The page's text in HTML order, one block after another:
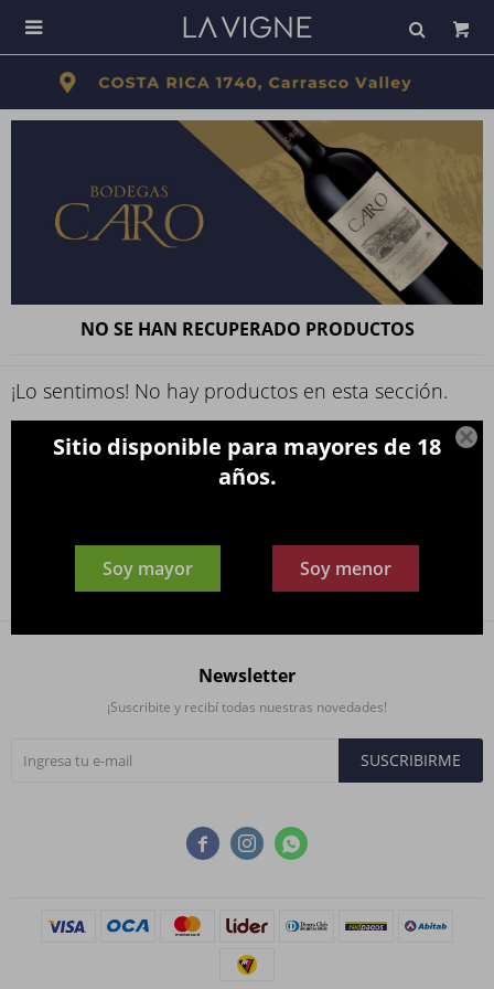

Sitio disponible para mayores de 18
años.
Soy mayor Soy menor

NO SE HAN RECUPERADO PRODUCTOS
¡Lo sentimos! No hay productos en esta sección.
Inténtalo nuevamente con otros criterios de filtrado o busca en otras
secciones de nuestro catálogo.
  
Newsletter
¡Suscribite y recibí todas nuestras novedades!
SUSCRIBIRME